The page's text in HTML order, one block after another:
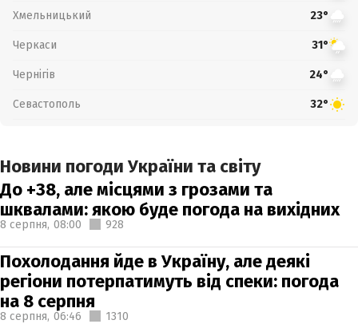
Хмельницький 23°
Черкаси 31°
Чернігів 24°
Севастополь 32°
Новини погоди України та світу
До +38, але місцями з грозами та
шквалами: якою буде погода на вихідних
8 серпня, 08:00 928
Похолодання йде в Україну, але деякі
регіони потерпатимуть від спеки: погода
на 8 серпня
8 серпня, 06:46 1310